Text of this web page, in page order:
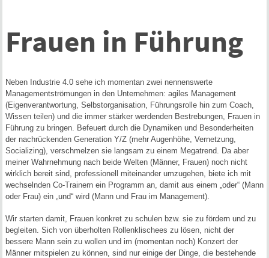
Frauen in Führung
Neben Industrie 4.0 sehe ich momentan zwei nennenswerte
Managementströmungen in den Unternehmen: agiles Management
(Eigenverantwortung, Selbstorganisation, Führungsrolle hin zum Coach,
Wissen teilen) und die immer stärker werdenden Bestrebungen, Frauen in
Führung zu bringen. Befeuert durch die Dynamiken und Besonderheiten
der nachrückenden Generation Y/Z (mehr Augenhöhe, Vernetzung,
Socializing), verschmelzen sie langsam zu einem Megatrend. Da aber
meiner Wahrnehmung nach beide Welten (Männer, Frauen) noch nicht
wirklich bereit sind, professionell miteinander umzugehen, biete ichmit
wechselnden Co-Trainern ein Programm an, damit aus einem „oder“ (Mann
oder Frau) ein „und“ wird (Mann und Frau im Management).
Wir starten damit, Frauen konkret zu schulen bzw. sie zu fördern und zu
begleiten. Sich von überholten Rollenklischees zu lösen, nicht der
bessere Mann sein zu wollen und im (momentan noch) Konzert der
Männer mitspielen zu können, sind nur einige der Dinge, die bestehende